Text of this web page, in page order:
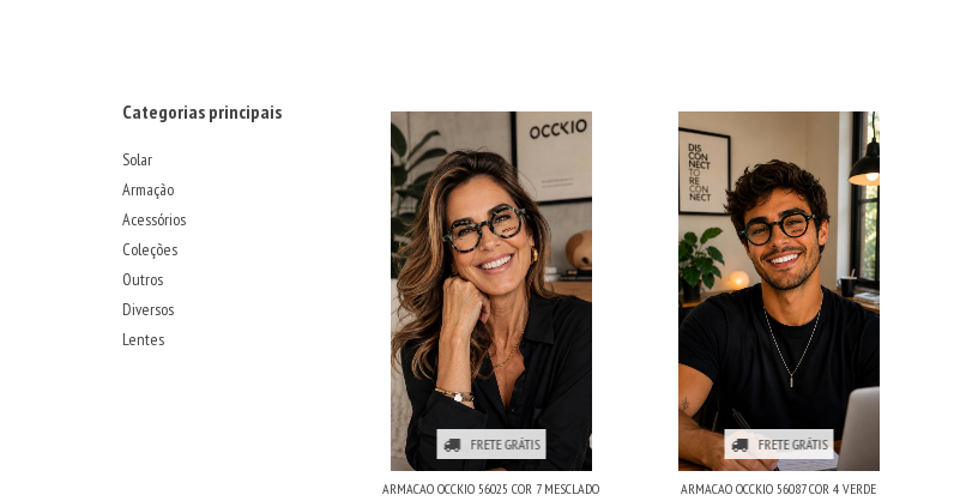
Categorias principais
Solar
Armação
Acessórios
Coleções
Outros
Diversos
Lentes
FRETE GRÁTIS
ARMACAO OCCKIO 56025 COR 7 MESCLADO
FRETE GRÁTIS
ARMACAO OCCKIO 56087 COR 4 VERDE